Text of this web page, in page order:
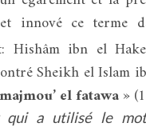
innové ce terme
Hishâm ibn el
Sheikh el Islam
majmou’ el fatawa»
qui a utilisé le